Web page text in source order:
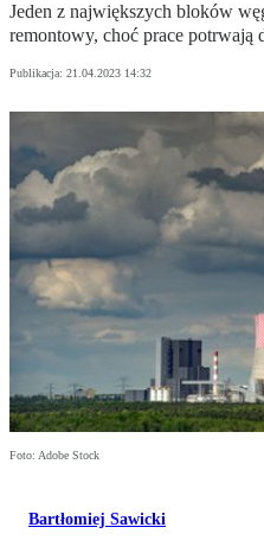
Jeden z największych bloków
remontowy, choć prace potrwają
Publikacja: 21.04.2023 14:32
Foto: Adobe Stock
Bartłomiej Sawicki